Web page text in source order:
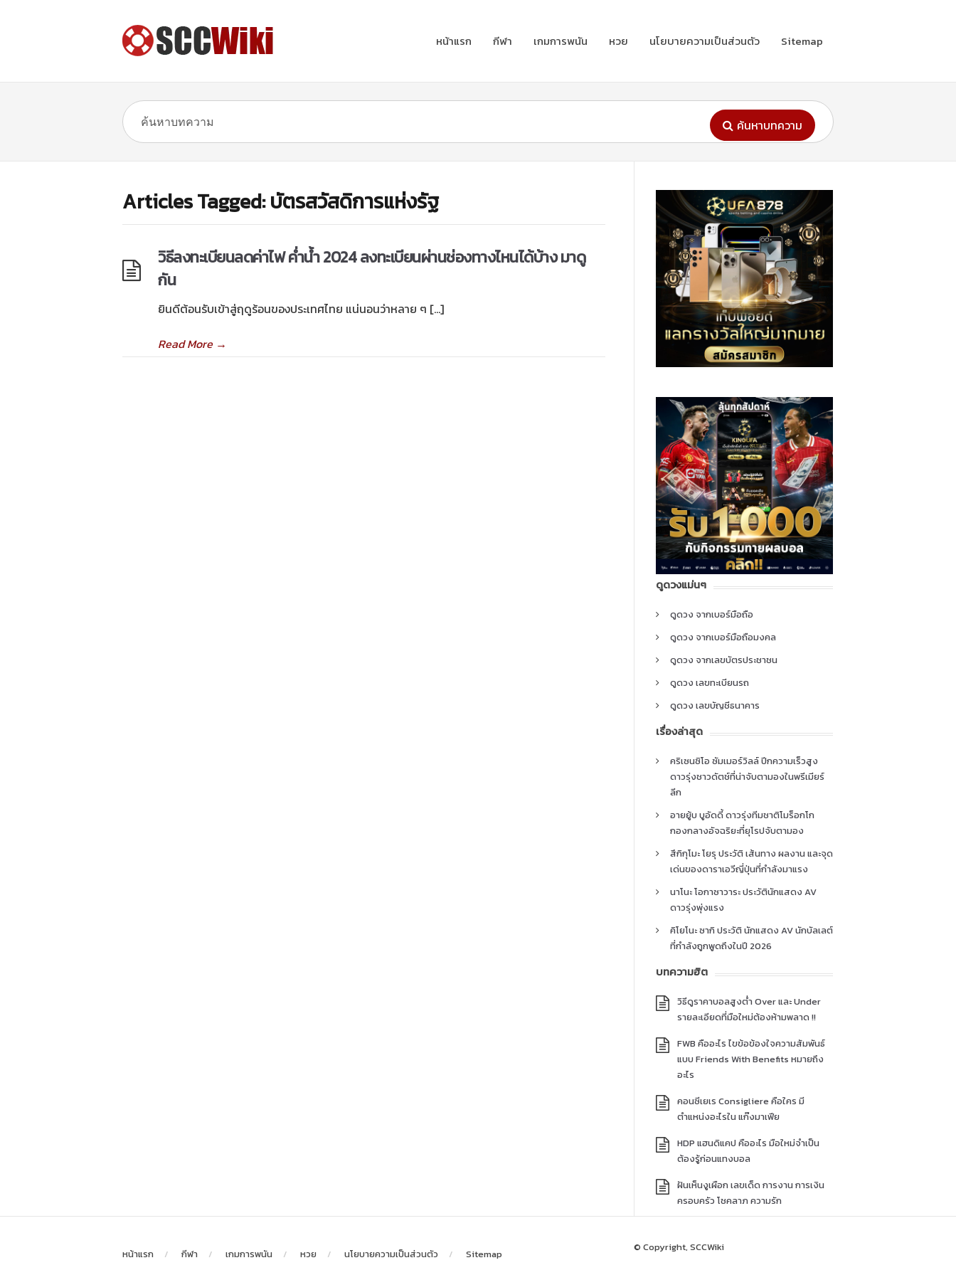
หน้าแรก กีฬา เกมการพนัน หวย นโยบายความเป็นส่วนตัว Sitemap
ค้นหาบทความ
Articles Tagged: บัตรสวัสดิการแห่งรัฐ
วิธีลงทะเบียนลดค่าไฟ ค่ำน้ำ 2024 ลงทะเบียนผ่านช่องทางไหนได้บ้าง มาดู
กัน
ยินดีต้อนรับเข้าสู่ฤดูร้อนของประเทศไทย แน่นอนว่าหลาย ๆ […]
Read More→
ดูดวงแม่นๆ
ดูดวง จากเบอร์มือถือ
ดูดวง จากเบอร์มือถือมงคล
ดูดวง จากเลขบัตรประชาชน
ดูดวง เลขทะเบียนรถ
ดูดวง เลขบัญชีธนาคาร
เรื่องล่าสุด
คริเซนซิโอ ซัมเมอร์วิลล์ ปีกความเร็วสูง
ดาวรุ่งชาวดัตช์ที่น่าจับตามองในพรีเมียร์
ลีก
อายยู้บ บูอัดดี้ ดาวรุ่งทีมชาติโมร็อกโก
กองกลางอัจฉริยะที่ยุโรปจับตามอง
สึกิกุโมะ โยรุ ประวัติ เส้นทาง ผลงาน และจุด
เด่นของดาราเอวีญี่ปุ่นที่กำลังมาแรง
นาโนะ โอกาซาวาระ ประวัตินักแสดง AV
ดาวรุ่งพุ่งแรง
คิโยโนะ ซากิ ประวัติ นักแสดง AV นักบัลเลต์
ที่กำลังถูกพูดถึงในปี 2026
บทความฮิต
วิธีดูราคาบอลสูงต่ำ Over และ Under
รายละเอียดที่มือใหม่ต้องห้ามพลาด !!
FWB คืออะไร ไขข้อข้องใจความสัมพันธ์
แบบ Friends With Benefits หมายถึง
อะไร
คอนซีเยเร Consigliere คือใคร มี
ตำแหน่งอะไรใน แก๊งมาเฟีย
HDP แฮนดิแคป คืออะไร มือใหม่จำเป็น
ต้องรู้ก่อนแทงบอล
ฝันเห็นงูเผือก เลขเด็ด การงาน การเงิน
ครอบครัว โชคลาภ ความรัก
หน้าแรก กีฬา เกมการพนัน หวย นโยบายความเป็นส่วนตัว Sitemap
© Copyright, SCCWiki